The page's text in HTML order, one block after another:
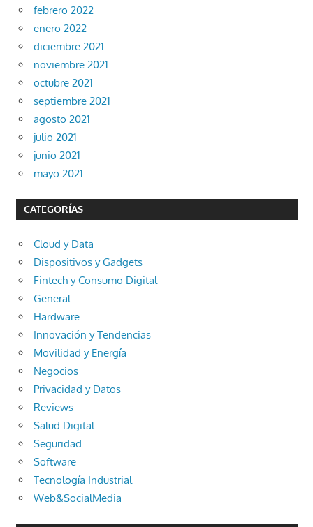
febrero 2022
enero 2022
diciembre 2021
noviembre 2021
octubre 2021
septiembre 2021
agosto 2021
julio 2021
junio 2021
mayo 2021
CATEGORÍAS
Cloud y Data
Dispositivos y Gadgets
Fintech y Consumo Digital
General
Hardware
Innovación y Tendencias
Movilidad y Energía
Negocios
Privacidad y Datos
Reviews
Salud Digital
Seguridad
Software
Tecnología Industrial
Web&SocialMedia